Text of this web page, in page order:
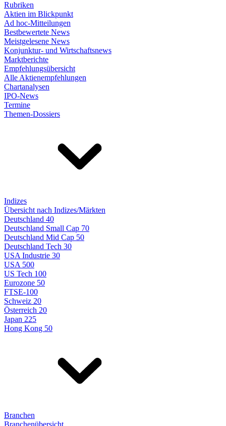
Rubriken
Aktien im Blickpunkt
Ad hoc-Mitteilungen
Bestbewertete News
Meistgelesene News
Konjunktur- und Wirtschaftsnews
Marktberichte
Empfehlungsübersicht
Alle Aktienempfehlungen
Chartanalysen
IPO-News
Termine
Themen-Dossiers
Indizes
Übersicht nach Indizes/Märkten
Deutschland 40
Deutschland Small Cap 70
Deutschland Mid Cap 50
Deutschland Tech 30
USA Industrie 30
USA 500
US Tech 100
Eurozone 50
FTSE-100
Schweiz 20
Österreich 20
Japan 225
Hong Kong 50
Branchen
Branchenübersicht